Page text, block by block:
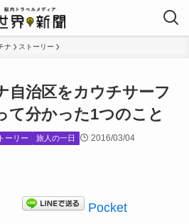
ナ ストーリー
自治区をカウチサーフ
て分かった1つのこと
ーリー 旅人の一日 2016/03/04
Pocket